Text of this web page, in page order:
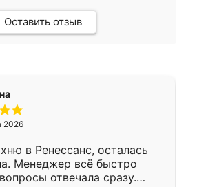
Оставить отзыв
2026
в Ренессанс, осталась
Менеджер всё быстро
отвечала сразу.